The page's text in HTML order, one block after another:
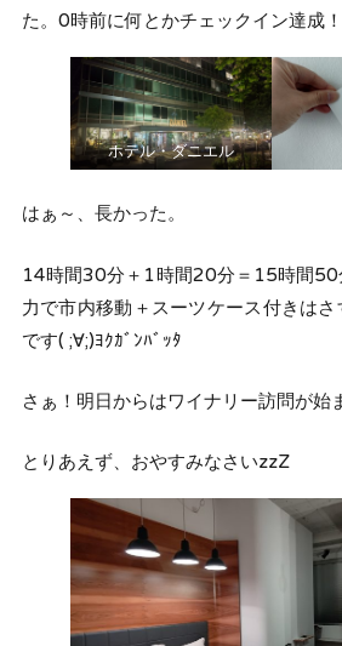
た。0時前に何とかチェックイン達成！
ホテル・ダニエル
はぁ～、長かった。
14時間30分＋1時間20分＝15時間50
力で市内移動＋スーツケース付きは
です( ;∀;)ﾖｸｶﾞﾝﾊﾞｯﾀ
さぁ！明日からはワイナリー訪問が始
とりあえず、おやすみなさいzzZ